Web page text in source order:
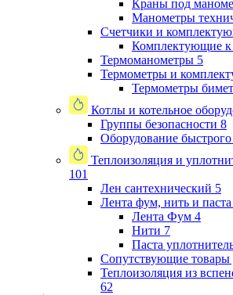
Краны под
Манометры
Счетчики и
Комплектующие к
Термоманометры 5
Термометры и
Термометры
Котлы и котельное
Группы безопасности 8
Оборудование
Теплоизоляция и
101
Лен сантехнический 5
Лента фум, нить и
Лента Фум 4
Нити 7
Паста
Сопутствующие товары
Теплоизоляция из
62